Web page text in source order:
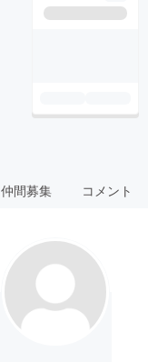
仲間募集 コメント